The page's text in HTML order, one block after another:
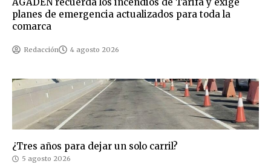
planes de emergencia actualizados para toda la
comarca
Redacción 4 agosto 2026
¿Tres años para dejar un solo carril?
5 agosto 2026